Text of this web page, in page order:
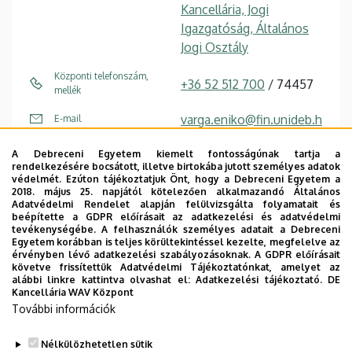
A Debreceni Egyetem kiemelt fontosságúnak tartja a
rendelkezésére bocsátott, illetve birtokába jutott személyes adatok
védelmét. Ezúton tájékoztatjuk Önt, hogy a Debreceni Egyetem a
2018. május 25. napjától kötelezően alkalmazandó Általános
Adatvédelmi Rendelet alapján felülvizsgálta folyamatait és
beépítette a GDPR előírásait az adatkezelési és adatvédelmi
tevékenységébe. A felhasználók személyes adatait a Debreceni
Egyetem korábban is teljes körültekintéssel kezelte, megfelelve az
érvényben lévő adatkezelési szabályozásoknak. A GDPR előírásait
követve frissítettük Adatvédelmi Tájékoztatónkat, amelyet az
alábbi linkre kattintva olvashat el:Adatkezelési tájékoztató. DE
Kancellária WAV Központ
További információk
Nélkülözhetetlen sütik
Kancellária, Jogi
Igazgatóság, Általános
Jogi Osztály
Központi telefonszám,
mellék
+36 52 512 700 / 74457
E-mail
varga.eniko@fin.unideb.h
Cím
4028 Debrecen Tüzér
utca 4.
Épület Forest Center , 1. emelet (A
épület)
telefonkönyvében|Külső személyek rögzítése a